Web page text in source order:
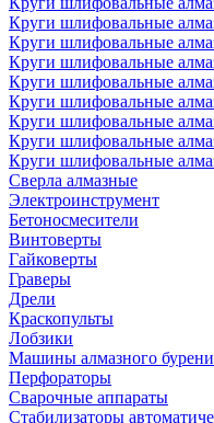
Круги шлифовальные
Круги шлифовальные
Круги шлифовальные
Круги шлифовальные
Круги шлифовальные
Круги шлифовальные
Круги шлифовальные
Круги шлифовальные
Сверла алмазные
Электроинструмент
Бетоносмесители
Винтоверты
Гайковерты
Граверы
Дрели
Краскопульты
Лобзики
Машины алмазного
Перфораторы
Сварочные аппараты
Стабилизаторы